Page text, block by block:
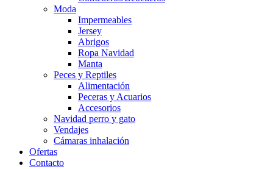
Moda
Impermeables
Jersey
Abrigos
Ropa Navidad
Manta
Peces y Reptiles
Alimentación
Peceras y Acuarios
Accesorios
Navidad perro y gato
Vendajes
Cámaras inhalación
Ofertas
Contacto